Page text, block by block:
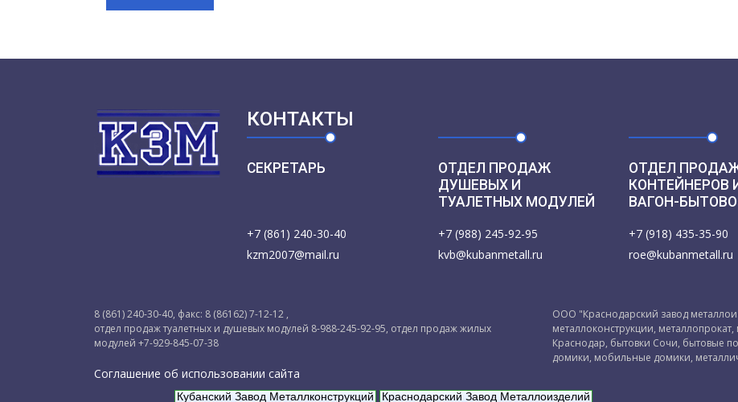
КОНТАКТЫ
СЕКРЕТАРЬ
+7 (861) 240-30-40
kzm2007@mail.ru
ОТДЕЛ ПРОДАЖ
ДУШЕВЫХ И
ТУАЛЕТНЫХ МОДУЛЕЙ
+7 (988) 245-92-95
kvb@kubanmetall.ru
ОТДЕЛ
КОНТЕЙНЕРОВ
ВАГОН-
+7 (918) 435-35-90
roe@kubanmetall.ru
8 (861) 240-30-40, факс: 8 (86162) 7-12-12 ,
отдел продаж туалетных и душевых модулей 8-988-245-92-95, отдел продаж жилых
модулей +7-929-845-07-38
Соглашение об использовании сайта
ООО "Краснодарский завод
металлоконструкции,
Краснодар, бытовки Сочи, бытовые
домики, мобильные домики,
Кубанский Завод Металлконструкций Краснодарский Завод Металлоизделий